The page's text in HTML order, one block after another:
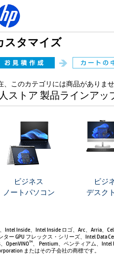
スタマイズ
、このカテゴリには商品がありませ
ストア 製品ラインアッ
ビジネス
ノートパソコン
ビジ
デスク
Inside、Intel Inside ロゴ、Arc、Arria、
ー GPU フレックス・シリーズ、Intel Data
OpenVINOTM
、 Pentium、ペンティアム、
またはその子会社の商標です。